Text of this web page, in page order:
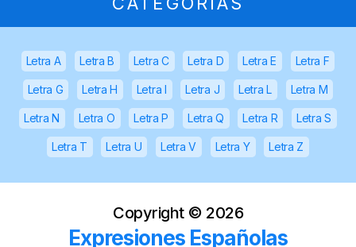
Letra A Letra B Letra C Letra D Letra E Letra F
Letra G Letra H Letra I Letra J Letra L Letra M
Letra N Letra O Letra P Letra Q Letra R Letra S
Letra T Letra U Letra V Letra Y Letra Z
Copyright © 2026
Expresiones Españolas